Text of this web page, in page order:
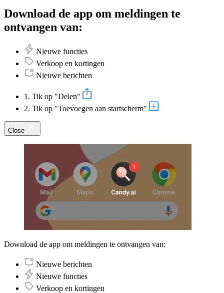
Download de app om meldingen te
ontvangen van:
Nieuwe functies
Verkoop en kortingen
Nieuwe berichten
1. Tik op "Delen"
2. Tik op "Toevoegen aan startscherm"
Close
Download de app om meldingen te ontvangen van:
Nieuwe berichten
Nieuwe functies
Verkoop en kortingen